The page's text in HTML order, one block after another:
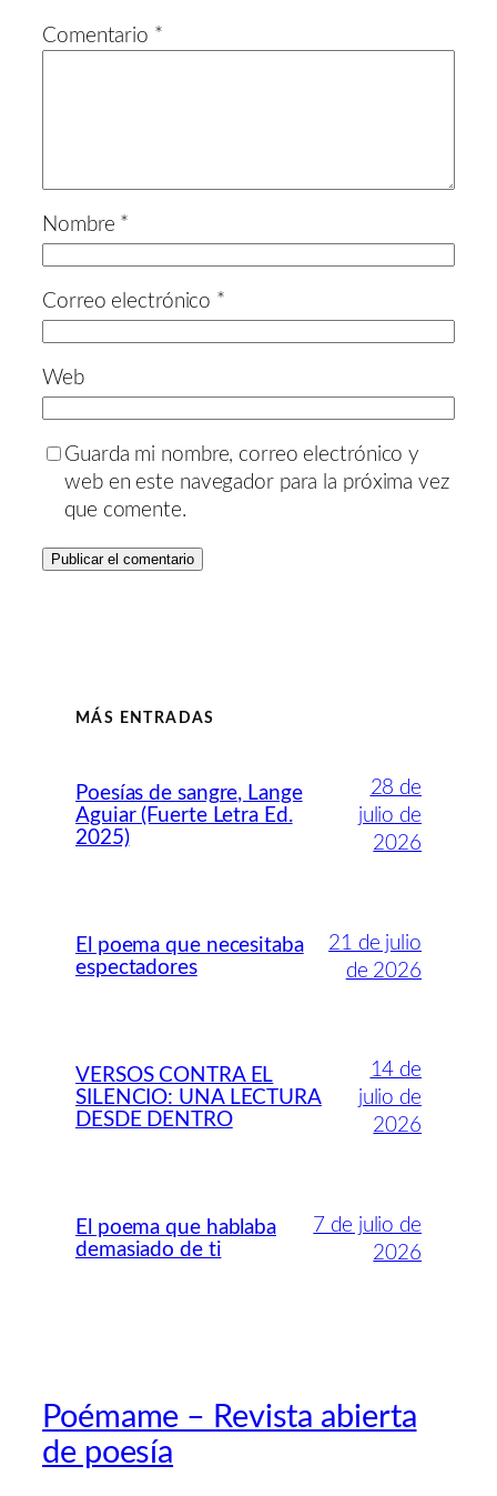
Comentario *
Nombre *
Correo electrónico *
Web
Guarda mi nombre, correo electrónico y
web en este navegador para la próxima vez
que comente.
MÁS ENTRADAS
Poesías de sangre, Lange
Aguiar (Fuerte Letra Ed.
2025)
28 de
julio de
2026
El poema que necesitaba
espectadores
21 de julio
de 2026
VERSOS CONTRA EL
SILENCIO: UNA LECTURA
DESDE DENTRO
14 de
julio de
2026
El poema que hablaba
demasiado de ti
7 de julio de
2026
Poémame – Revista abierta
de poesía